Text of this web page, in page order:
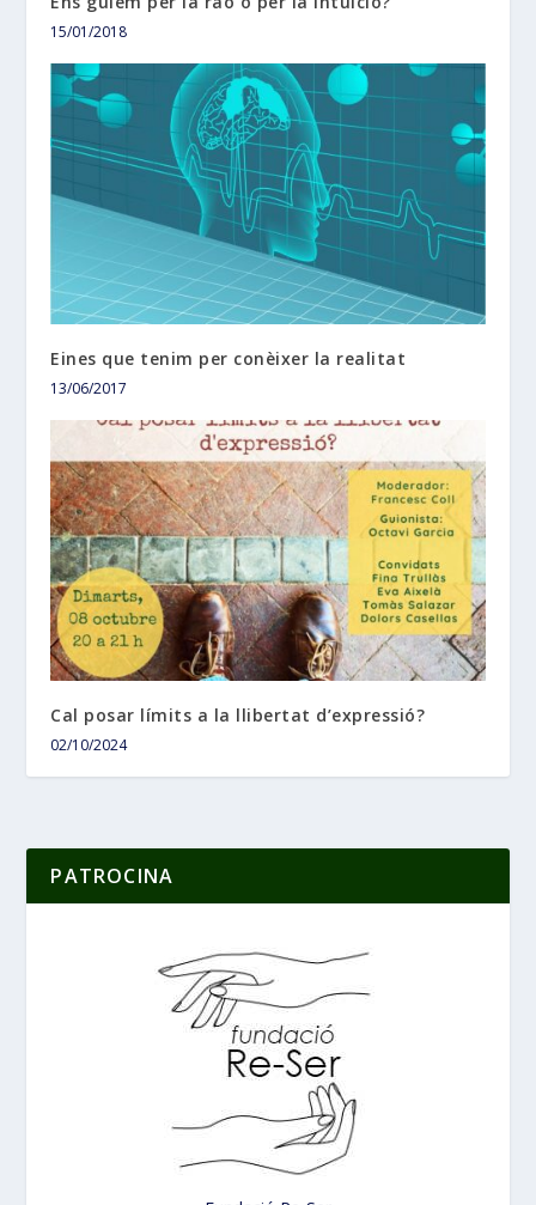
15/01/2018
Eines que tenim per conèixer la realitat
13/06/2017
Cal posar límits a la llibertat d’expressió?
02/10/2024
PATROCINA